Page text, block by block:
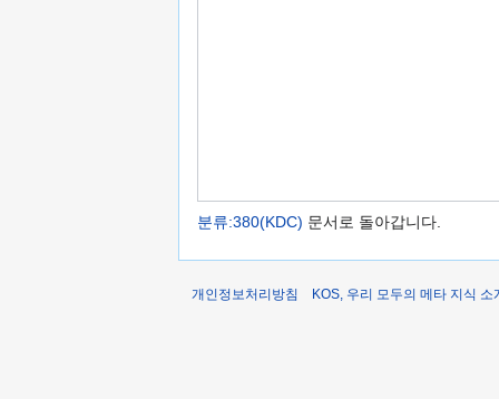
분류:380(KDC) 문서로 돌아갑니다.
개인정보처리방침 KOS, 우리 모두의 메타 지식 소